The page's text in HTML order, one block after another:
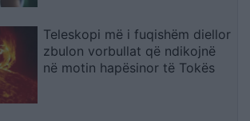
Teleskopi më i fuqishëm diellor
zbulon vorbullat që ndikojnë
në motin hapësinor të Tokës